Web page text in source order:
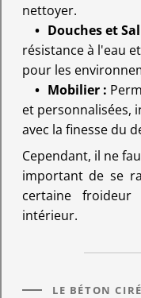
nettoyer.
Douches et
résistance à l'eau
pour les
Mobilier :
et personnalisées,
avec la finesse du
Cependant, il ne
important de se
certaine froideur
intérieur.
LE BÉTON